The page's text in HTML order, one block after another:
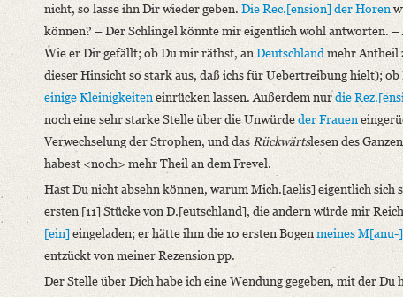
nicht, so lasse ihn Dir wieder geben. Die Rec.[ension]der Horen
können? – Der Schlingel könnte mir eigentlich wohl antworten.
Wie er Dir gefällt; ob Du mir räthst, anDeutschland mehr Antheil
dieser Hinsicht so stark aus, daß ichs für Uebertreibung hielt);
einige Kleinigkeiteneinrücken lassen. Außerdem nurdie
noch eine sehr starke Stelle über die Unwürdeder Frauen
Verwechselung der Strophen, und das Rückwärtslesen des
habest <noch> mehr Theil an dem Frevel.
Hast Du nicht absehn können, warum Mich.[aelis] eigentlich
ersten [11] Stücke von D.[eutschland], die andern würde mir
[ein]eingeladen; er hätte ihm die 10 ersten Bogen meines
entzückt von meiner Rezension pp.
Der Stelle über Dich habe ich eine Wendung gegeben, mit der